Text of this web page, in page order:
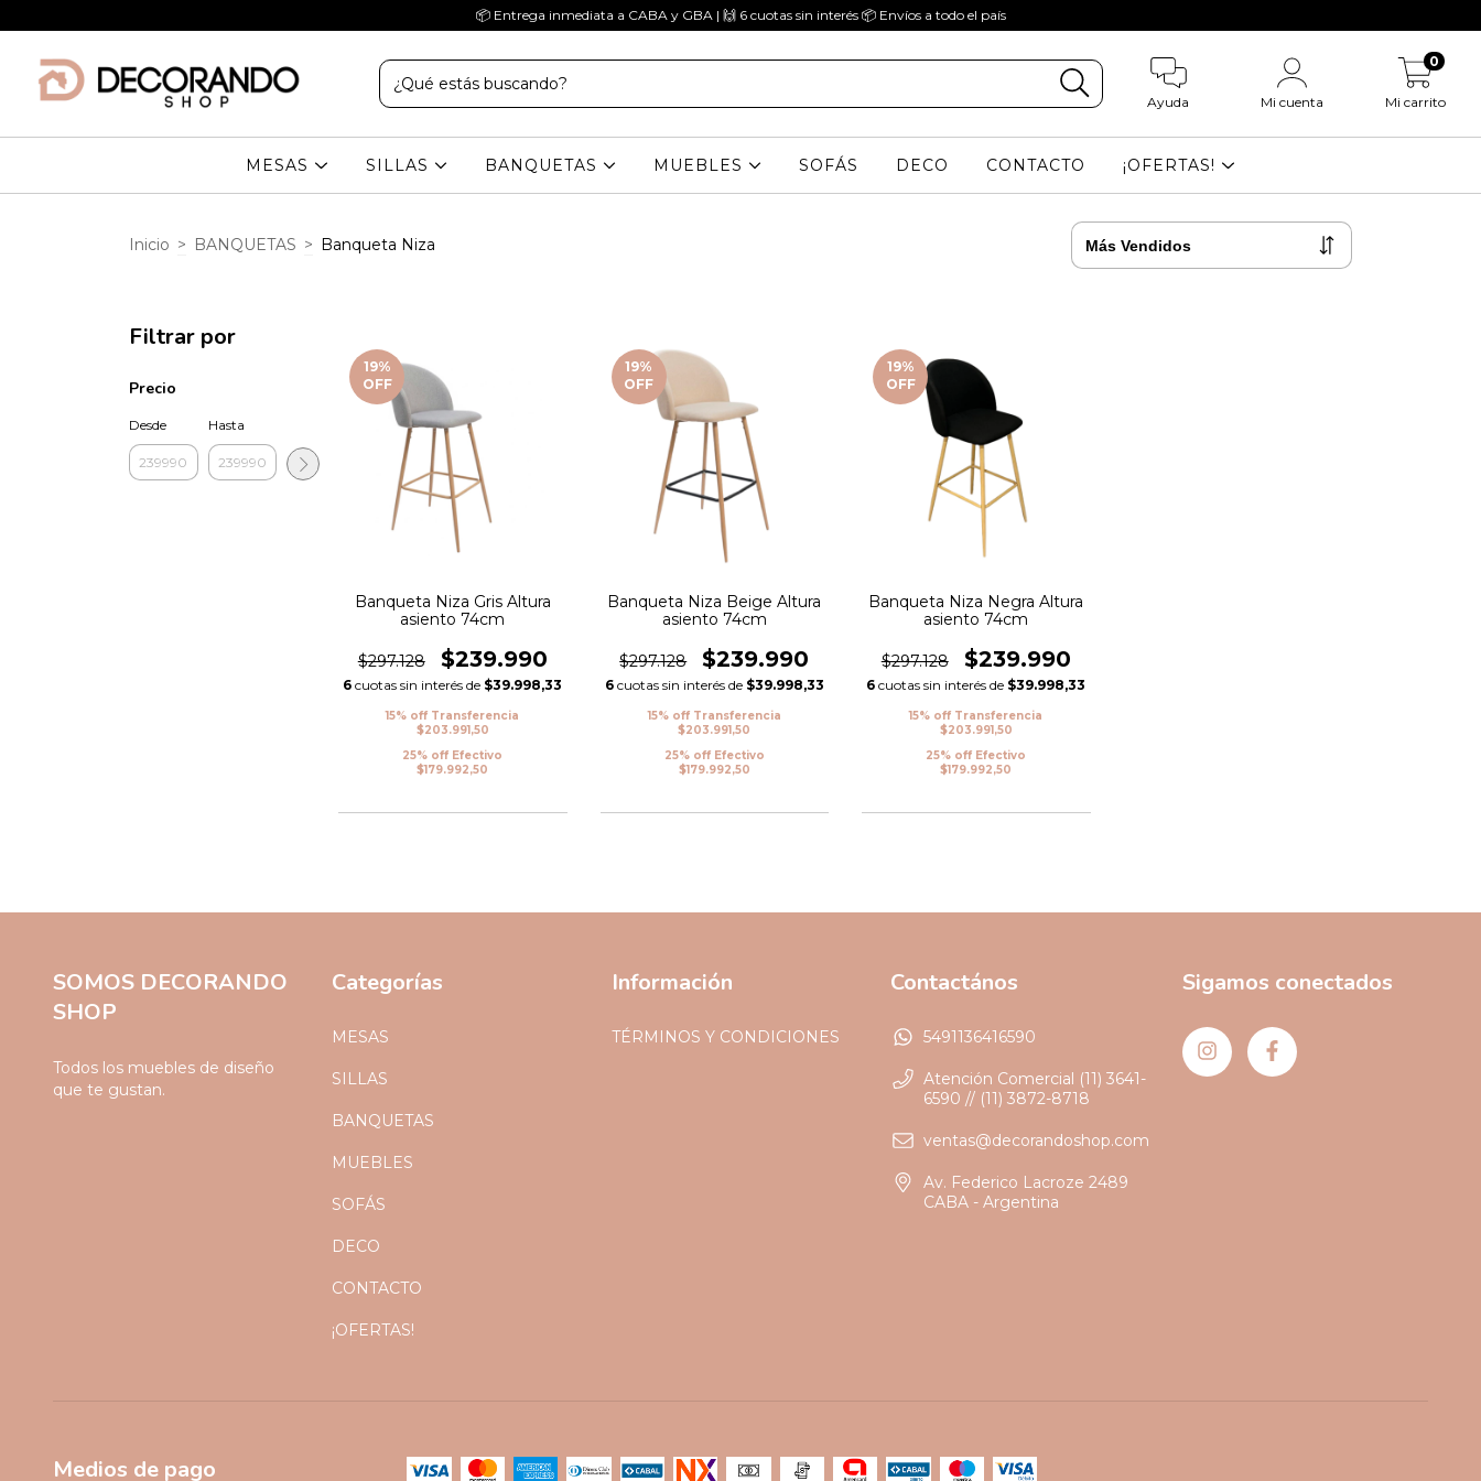
📦 Entrega inmediata a CABA y GBA | 🙌 6 cuotas sin interés 📦 Envíos a todo el país
Ayuda Mi cuenta Mi carrito
0
MESAS SILLAS BANQUETAS MUEBLES SOFÁS DECO CONTACTO ¡OFERTAS!
Inicio > BANQUETAS > Banqueta Niza
Filtrar por
Precio
Desde Hasta
19%
OFF
Banqueta Niza Gris Altura
asiento 74cm
$297.128 $239.990
6 cuotas sin interés de $39.998,33
15% off Transferencia
$203.991,50
25% off Efectivo
$179.992,50
19%
OFF
Banqueta Niza Beige Altura
asiento 74cm
$297.128 $239.990
6 cuotas sin interés de $39.998,33
15% off Transferencia
$203.991,50
25% off Efectivo
$179.992,50
19%
OFF
Banqueta Niza Negra Altura
asiento 74cm
$297.128 $239.990
6 cuotas sin interés de $39.998,33
15% off Transferencia
$203.991,50
25% off Efectivo
$179.992,50
SOMOS DECORANDO
SHOP
Todos los muebles de diseño
que te gustan.
Categorías
MESAS
SILLAS
BANQUETAS
MUEBLES
SOFÁS
DECO
CONTACTO
¡OFERTAS!
Información
TÉRMINOS Y CONDICIONES
Contactános
5491136416590
Atención Comercial (11) 3641-
6590 // (11) 3872-8718
ventas@decorandoshop.com
Av. Federico Lacroze 2489
CABA - Argentina
Sigamos conectados
Medios de pago